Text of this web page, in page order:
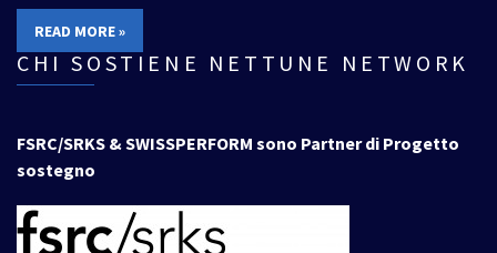
READ MORE »
CHI SOSTIENE NETTUNE NETWORK
FSRC/SRKS & SWISSPERFORM sono Partner di Progetto
sostegno